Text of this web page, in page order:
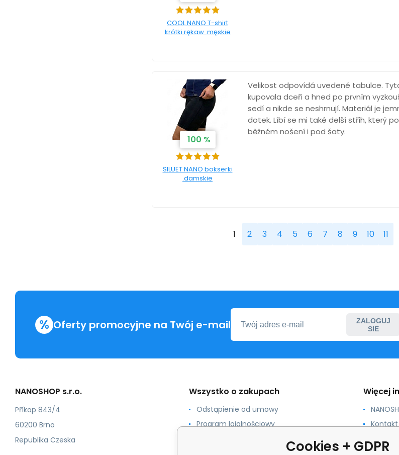
COOL NANO T-shirt
krótki rękaw .męskie
100 %
SILUET NANO bokserki
.damskie
Velikost odpovídá uvedené tabulce.
kupovala dceři a hned po prvním
sedí a nikde se neshrnují. Materiál je
dotek. Líbí se mi také delší střih, který
běžném nošení i pod šaty.
1 2 3 4 5 6 7 8 9 10 11
% Oferty promocyjne na Twój e-mail
ZALOGUJ
SIE
NANOSHOP s.r.o.
Příkop 843/4
60200 Brno
Republika Czeska
Wszystko o zakupach
Odstąpienie od umowy
Program lojalnościowy
Więcej
Kontakt
profit
Cookies + GDPR